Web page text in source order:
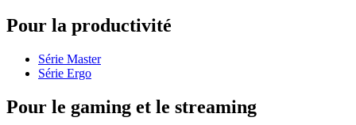
Pour la productivité
Série Master
Série Ergo
Pour le gaming et le streaming